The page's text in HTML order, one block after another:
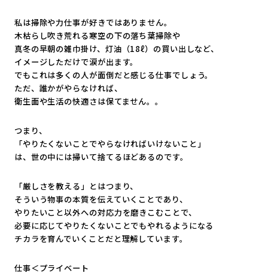
私は掃除や力仕事が好きではありません。
木枯らし吹き荒れる寒空の下の落ち葉掃除や
真冬の早朝の雑巾掛け、灯油（18ℓ）の買い出しなど、
イメージしただけで涙が出ます。
でもこれは多くの人が面倒だと感じる仕事でしょう。
ただ、誰かがやらなければ、
衛生面や生活の快適さは保てません。。
つまり、
「やりたくないことでやらなければいけないこと」
は、世の中には掃いて捨てるほどあるのです。
「厳しさを教える」とはつまり、
そういう物事の本質を伝えていくことであり、
やりたいこと以外への対応力を磨きこむことで、
必要に応じてやりたくないことでもやれるようになる
チカラを育んでいくことだと理解しています。
仕事＜プライベート